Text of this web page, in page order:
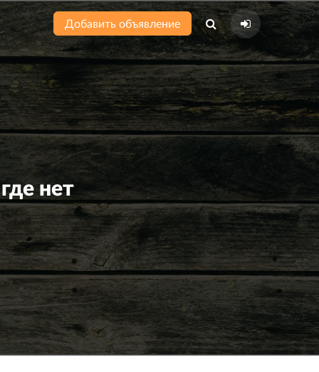
Добавить объявление
нет